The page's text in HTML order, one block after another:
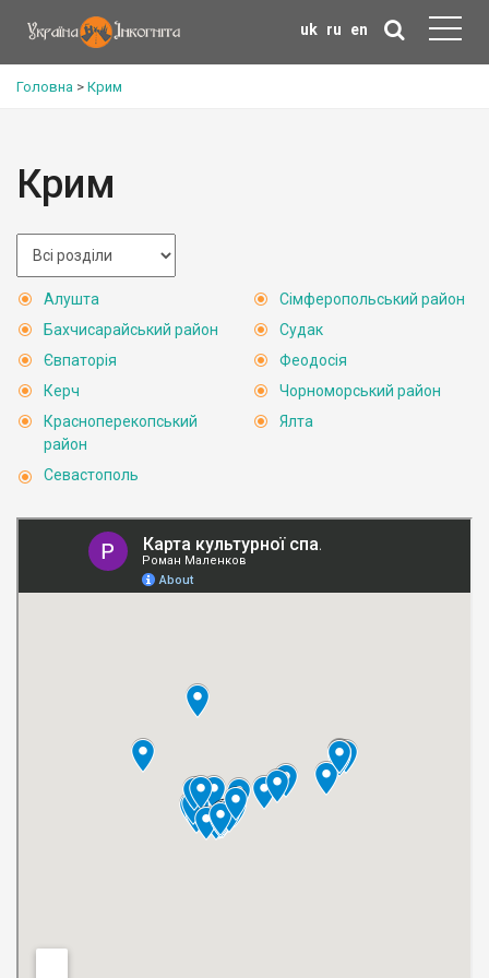
uk ru en
Головна > Крим
Крим
Алушта
Бахчисарайський район
Євпаторія
Керч
Красноперекопський
район
Севастополь
Сімферопольський район
Судак
Феодосія
Чорноморський район
Ялта